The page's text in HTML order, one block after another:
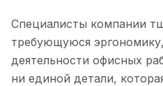
Специалисты компании
требующуюся
деятельности офисных
ни единой детали,